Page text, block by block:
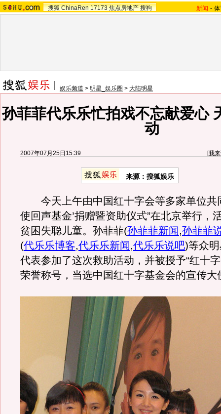
搜狐 ChinaRen 17173 焦点房地产 搜狗 新闻 -
娱乐频道 > 明星_娱乐圈 > 大陆明星
孙菲菲代乐乐忙拍戏不忘献爱心
动
2007年07月25日15:39 [我
来源：搜狐娱乐
今天上午由中国红十字会等多家单位共
使回声基金’捐赠暨资助仪式”在北京举行，
贫困失聪儿童。孙菲菲(孙菲菲新闻,孙菲菲
(代乐乐博客,代乐乐新闻,代乐乐说吧)等众
代表参加了这次救助活动，并被授予“红十
荣誉称号，当选中国红十字基金会的宣传大